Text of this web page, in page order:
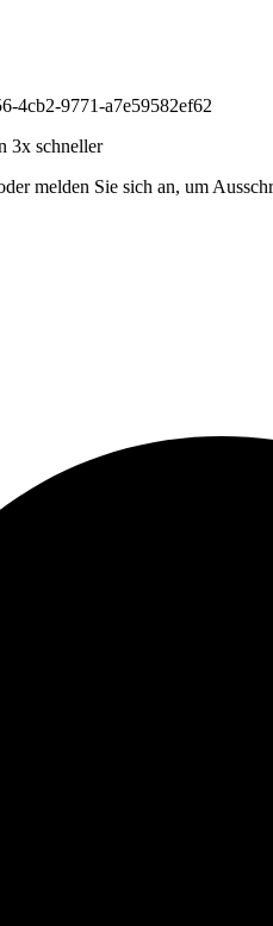
4cb2-9771-a7e59582ef62
3x schneller
melden Sie sich an, um